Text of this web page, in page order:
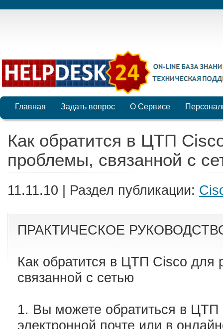
Главная Задать вопрос О Сервисе
Как обратится в ЦТП
проблемы, связанной с
11.11.10 | Раздел публикации:
ПРАКТИЧЕСКОЕ
Как обратится в ЦТП Cisco
связанной с сетью
1. Вы можете обратиться в ЦТП
электронной почте или в